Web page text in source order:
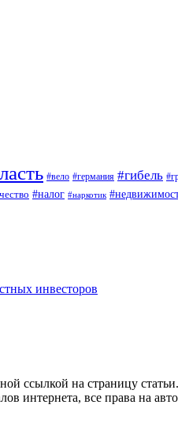
#вело #германия #гибель
#налог #наркотик
инвесторов
ссылкой на страницу статьи.
интернета, все права на